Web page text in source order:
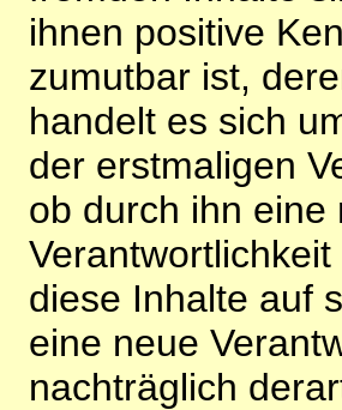
ihnen positive
zumutbar ist,
handelt es sich
der erstmaligen
ob durch ihn eine
diese Inhalte auf
eine neue
nachträglich